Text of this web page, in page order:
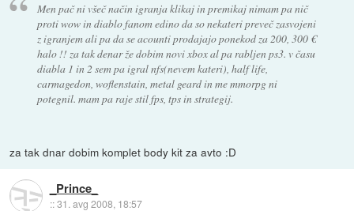
Men pač ni všeč način igranja klikaj in premikaj nimam pa nič
proti wow in diablo fanom edino da so nekateri preveč zasvojeni
z igranjem ali pa da se acounti prodajajo ponekod za 200, 300 €
halo !! za tak denar že dobim novi xbox al pa rabljen ps3. v času
diabla 1 in 2 sem pa igral nfs(nevem kateri), half life,
carmagedon, woflenstain, metal geard in me mmorpg ni
potegnil. mam pa raje stil fps, tps in strategij.
za tak dnar dobim komplet body kit za avto :D
_Prince_
::31. avg 2008, 18:57